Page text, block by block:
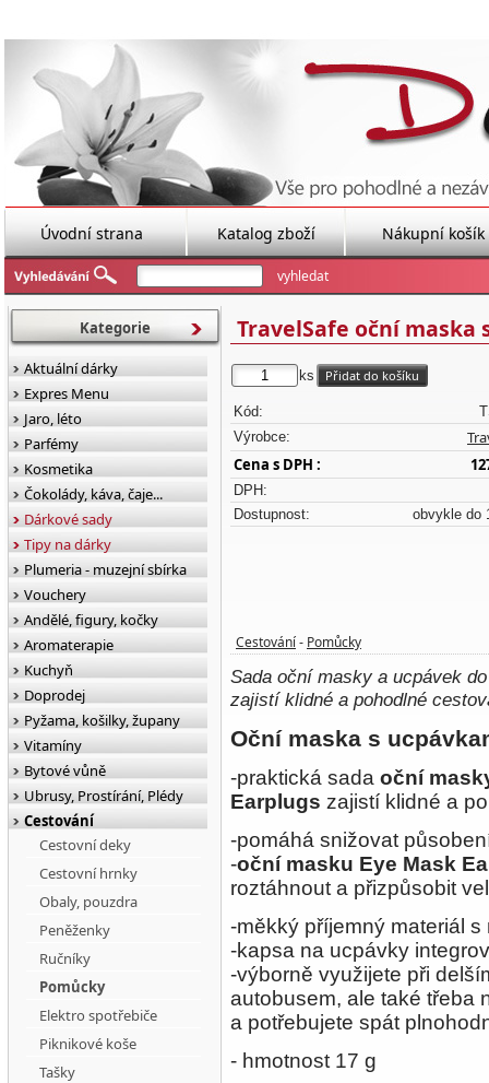
Úvodní strana Katalog zboží Nákupní košík
TravelSafe oční maska
ks
Kód:
Výrobce:
Cena s DPH :
DPH:
Dostupnost:
obvykle do
Cestování - Pomůcky
Sada oční masky a ucpávek
zajistí klidné a pohodlné
Oční maska s
-praktická sada oční
Earplugs zajistí klidné a
-pomáhá snižovat
-oční masku Eye Mask
roztáhnout a přizpůsobit
-měkký příjemný materiál s
-kapsa na ucpávky
-výborně využijete při
autobusem, ale také třeba
a potřebujete spát
- hmotnost 17 g
Kategorie
Aktuální dárky
Expres Menu
Jaro, léto
Parfémy
Kosmetika
Čokolády, káva, čaje...
Dárkové sady
Tipy na dárky
Plumeria - muzejní sbírka
Vouchery
Andělé, figury, kočky
Aromaterapie
Kuchyň
Doprodej
Pyžama, košilky, župany
Vitamíny
Bytové vůně
Ubrusy, Prostírání, Plédy
Cestování
Cestovní deky
Cestovní hrnky
Obaly, pouzdra
Peněženky
Ručníky
Pomůcky
Elektro spotřebiče
Piknikové koše
Tašky